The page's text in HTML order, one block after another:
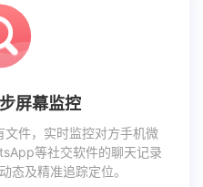
屏幕监控
件，实时监控对方手机微
等社交软件的聊天记录
态及精准追踪定位。